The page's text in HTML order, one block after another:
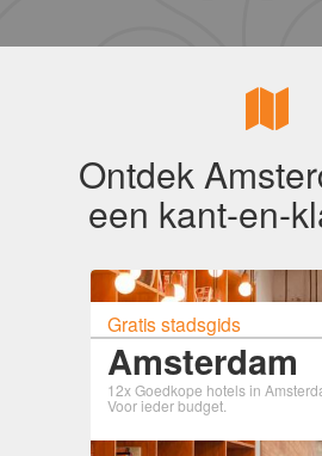
Ontdek
een kant-en-
Gratis stadsgids
Amsterdam
12x Goedkope hotels in
Voor ieder budget.